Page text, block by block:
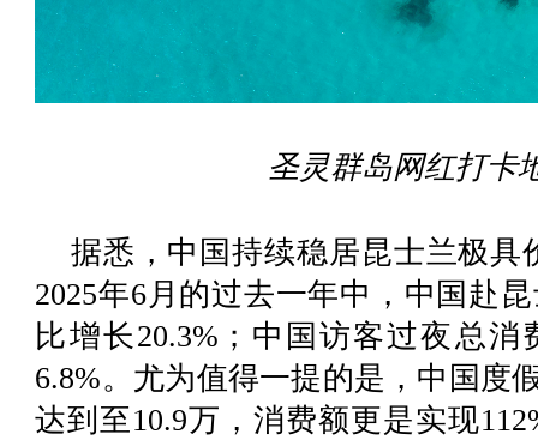
圣灵群岛网红打卡
据悉，中国持续稳居昆士兰极具
2025年6月的过去一年中，中国赴
比增长20.3%；中国访客过夜总
6.8%。尤为值得一提的是，中国度
达到至10.9万，消费额更是实现